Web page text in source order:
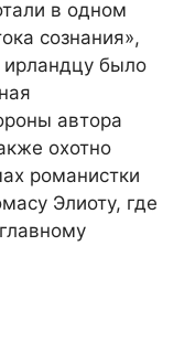
в одном
сознания»,
ирландцу было
автора
охотно
романистки
Элиоту, где